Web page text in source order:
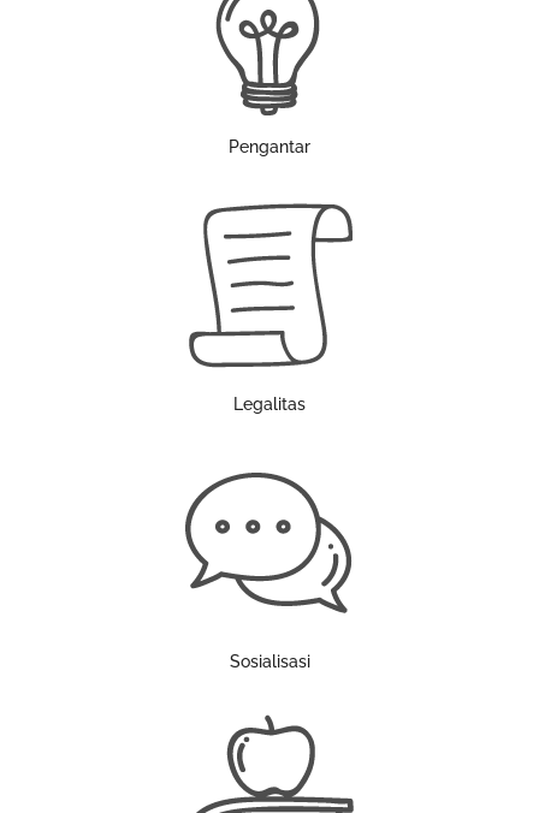
Pengantar
Legalitas
Sosialisasi